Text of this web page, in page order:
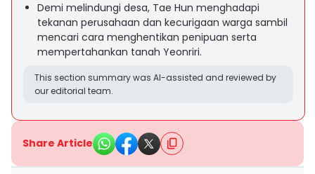
Demi melindungi desa, Tae Hun menghadapi
tekanan perusahaan dan kecurigaan warga sambil
mencari cara menghentikan penipuan serta
mempertahankan tanah Yeonriri.
This section summary was AI-assisted and reviewed by
our editorial team.
Share Article